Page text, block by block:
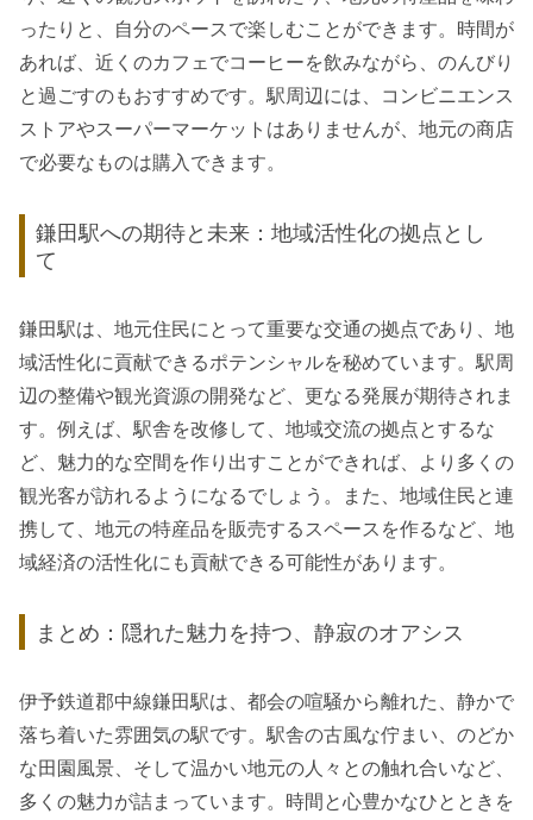
ったりと、自分のペースで楽しむことができます。時間が
あれば、近くのカフェでコーヒーを飲みながら、のんびり
と過ごすのもおすすめです。駅周辺には、コンビニエンス
ストアやスーパーマーケットはありませんが、地元の商店
で必要なものは購入できます。
鎌田駅への期待と未来：地域活性化の拠点とし
て
鎌田駅は、地元住民にとって重要な交通の拠点であり、地
域活性化に貢献できるポテンシャルを秘めています。駅周
辺の整備や観光資源の開発など、更なる発展が期待されま
す。例えば、駅舎を改修して、地域交流の拠点とするな
ど、魅力的な空間を作り出すことができれば、より多くの
観光客が訪れるようになるでしょう。また、地域住民と連
携して、地元の特産品を販売するスペースを作るなど、地
域経済の活性化にも貢献できる可能性があります。
まとめ：隠れた魅力を持つ、静寂のオアシス
伊予鉄道郡中線鎌田駅は、都会の喧騒から離れた、静かで
落ち着いた雰囲気の駅です。駅舎の古風な佇まい、のどか
な田園風景、そして温かい地元の人々との触れ合いなど、
多くの魅力が詰まっています。時間と心豊かなひとときを